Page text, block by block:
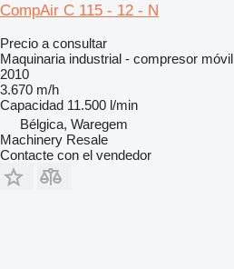
CompAir C 115 - 12 - N
Precio a consultar
Maquinaria industrial - compresor móvil
2010
3.670 m/h
Capacidad 11.500 l/min
Bélgica, Waregem
Machinery Resale
Contacte con el vendedor